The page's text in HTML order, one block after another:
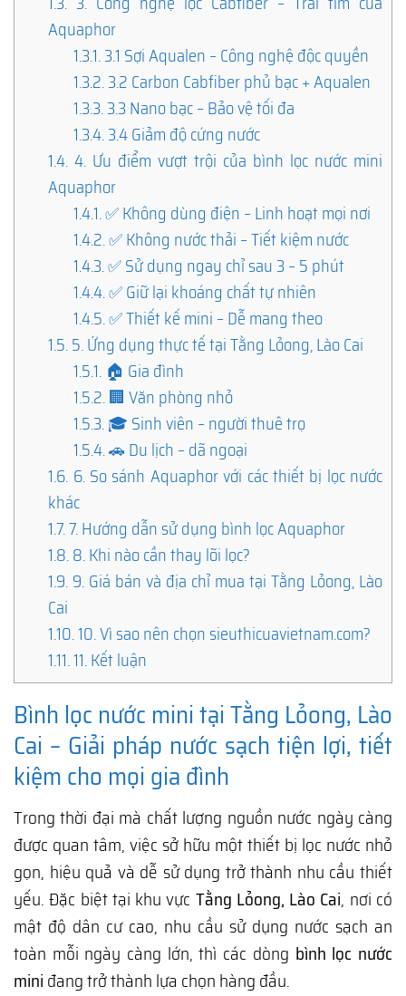
Aquaphor
1.3.1.3.1 Sợi Aqualen – Công nghệ độc quyền
1.3.2.3.2 Carbon Cabfiber phủ bạc + Aqualen
1.3.3.3.3 Nano bạc – Bảo vệ tối đa
1.3.4.3.4 Giảm độ cứng nước
1.4. 4. Ưu điểm vượt trội của bình lọc nước mini
Aquaphor
1.4.1.✅ Không dùng điện – Linh hoạt mọi nơi
1.4.2.✅ Không nước thải – Tiết kiệm nước
1.4.3.✅ Sử dụng ngay chỉ sau 3 – 5 phút
1.4.4.✅ Giữ lại khoáng chất tự nhiên
1.4.5.✅ Thiết kế mini – Dễ mang theo
1.5.5. Ứng dụng thực tế tại Tằng Lỏong, Lào Cai
1.5.1.🏠 Gia đình
1.5.2.🏢 Văn phòng nhỏ
1.5.3.🎓 Sinh viên – người thuê trọ
1.5.4.🚗 Du lịch – dã ngoại
1.6. 6. So sánh Aquaphor với các thiết bị lọc nước
khác
1.7.7. Hướng dẫn sử dụng bình lọc Aquaphor
1.8.8. Khi nào cần thay lõi lọc?
1.9. 9. Giá bán và địa chỉ mua tại Tằng Lỏong, Lào
Cai
1.10.10. Vì sao nên chọn sieuthicuavietnam.com?
1.11.11. Kết luận
Bình lọc nước mini tại Tằng Lỏong, Lào
Cai – Giải pháp nước sạch tiện lợi, tiết
kiệm cho mọi gia đình
Trong thời đại mà chất lượng nguồn nước ngày càng
được quan tâm, việc sở hữu một thiết bị lọc nước nhỏ
gọn, hiệu quả và dễ sử dụng trở thành nhu cầu thiết
yếu. Đặc biệt tại khu vực Tằng Lỏong, Lào Cai, nơi có
mật độ dân cư cao, nhu cầu sử dụng nước sạch an
toàn mỗi ngày càng lớn, thì các dòng bình lọc nước
mini đang trở thành lựa chọn hàng đầu.